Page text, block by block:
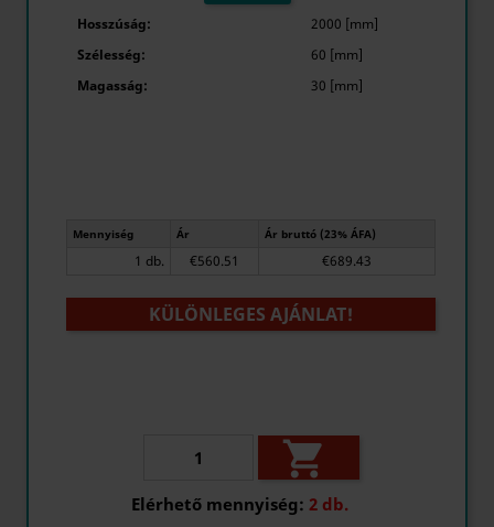
Hosszúság:
2000 [mm]
Szélesség:
60 [mm]
Magasság:
30 [mm]
Mennyiség Ár Ár bruttó (23% ÁFA)
1 db. €560.51 €689.43
KÜLÖNLEGES AJÁNLAT!

Elérhető mennyiség: 2 db.